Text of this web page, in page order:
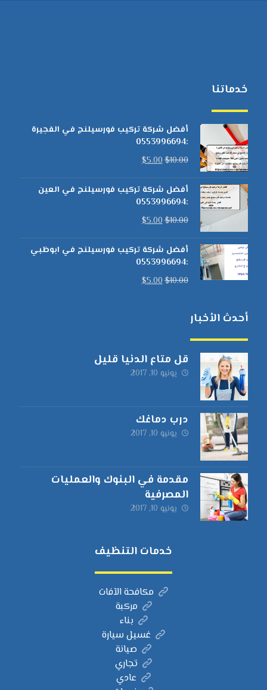
خدماتنا
أفضل شركة تركيب فورسيلنج في الفجيرة
:0553996694
$10.00
$5.00
أفضل شركة تركيب فورسيلنج في العين
:0553996694
$10.00
$5.00
أفضل شركة تركيب فورسيلنج في ابوظبي
:0553996694
$10.00
$5.00
أحدث الأخبار
قل متاع الدنيا قليل
يونيو 10, 2017
درب دماغك
يونيو 10, 2017
مقدمة في البنوك والعمليات
المصرفية
يونيو 10, 2017
خدمات التنظيف
مكافحة الآفات
مركبة
بناء
غسيل سيارة
صيانة
تجاري
عادي